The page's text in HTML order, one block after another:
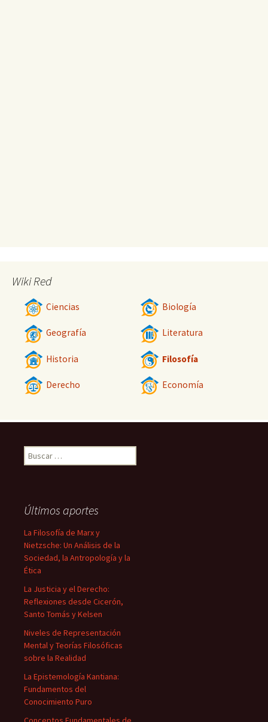
Wiki Red
Ciencias Biología
Geografía Literatura
Historia Filosofía
Derecho Economía
Buscar:
Últimos aportes
La Filosofía de Marx y
Nietzsche: Un Análisis de la
Sociedad, la Antropología y la
Ética
La Justicia y el Derecho:
Reflexiones desde Cicerón,
Santo Tomás y Kelsen
Niveles de Representación
Mental y Teorías Filosóficas
sobre la Realidad
La Epistemología Kantiana:
Fundamentos del
Conocimiento Puro